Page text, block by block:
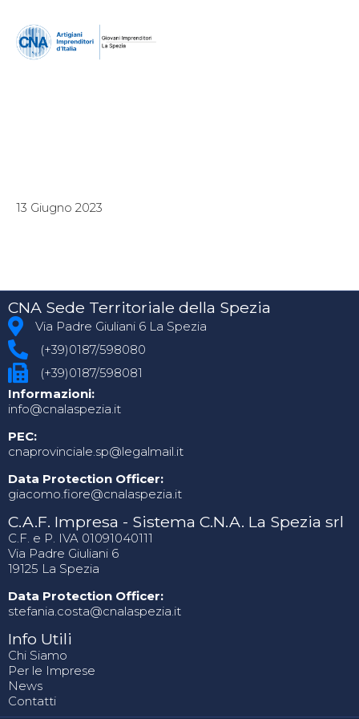
13 Giugno 2023
CNA Sede Territoriale della Spezia
Via Padre Giuliani 6 La Spezia
(+39)0187/598080
(+39)0187/598081
Informazioni:
info@cnalaspezia.it
PEC:
cnaprovinciale.sp@legalmail.it
Data Protection Officer:
giacomo.fiore@cnalaspezia.it
C.A.F. Impresa - Sistema C.N.A. La Spezia srl
C.F. e P. IVA 01091040111
Via Padre Giuliani 6
19125 La Spezia
Data Protection Officer:
stefania.costa@cnalaspezia.it
Info Utili
Chi Siamo
Per le Imprese
News
Contatti